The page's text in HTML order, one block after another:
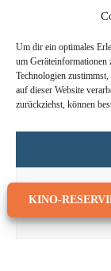
Um dir ein optimales
um Geräteinformationen
Technologien
auf dieser Website
zurückziehst, können
+43 5522 31464
Newsletter
Nichts mehr
Hier zum
Jede Woche das
KINO-